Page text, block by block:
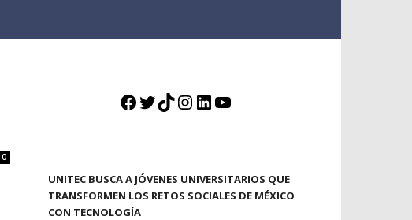
0
Facebook
Twitter
TikTok
Instagram
LinkedIn
YouTube
UNITEC BUSCA A JÓVENES UNIVERSITARIOS QUE
TRANSFORMEN LOS RETOS SOCIALES DE MÉXICO
CON TECNOLOGÍA